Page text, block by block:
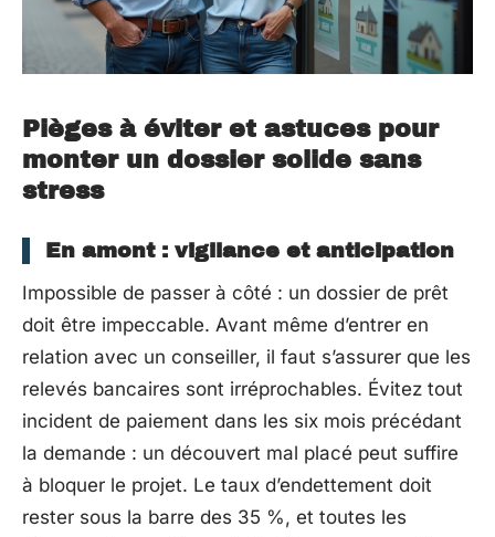
Pièges à éviter et astuces pour
monter un dossier solide sans
stress
En amont : vigilance et anticipation
Impossible de passer à côté : un dossier de prêt
doit être impeccable. Avant même d’entrer en
relation avec un conseiller, il faut s’assurer que les
relevés bancaires sont irréprochables. Évitez tout
incident de paiement dans les six mois précédant
la demande : un découvert mal placé peut suffire
à bloquer le projet. Le taux d’endettement doit
rester sous la barre des 35 %, et toutes les